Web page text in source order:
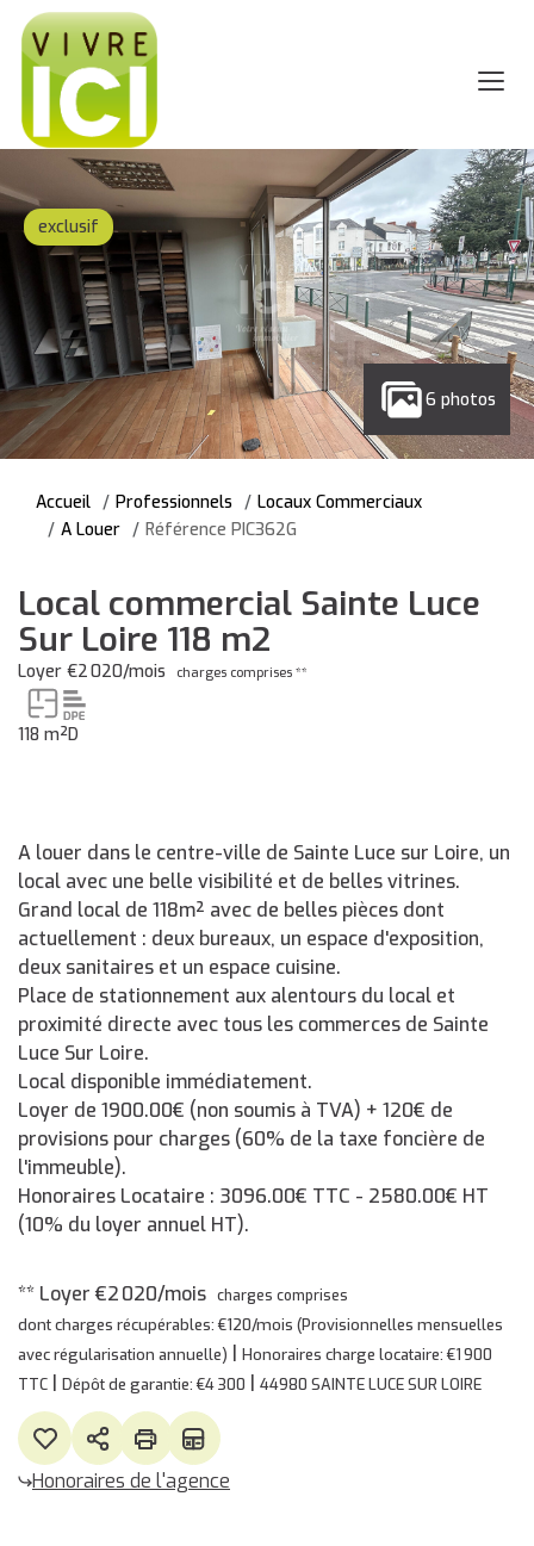
exclusif
6 photos
Accueil Professionnels
Locaux Commerciaux
A Louer
Référence PIC362G
Local commercial Sainte Luce
Sur Loire 118 m2
Loyer €2 020/mois charges comprises **
118 m²D
A louer dans le centre-ville de Sainte Luce sur Loire, un
local avec une belle visibilité et de belles vitrines.
Grand local de 118m² avec de belles pièces dont
actuellement : deux bureaux, un espace d'exposition,
deux sanitaires et un espace cuisine.
Place de stationnement aux alentours du local et
proximité directe avec tous les commerces de Sainte
Luce Sur Loire.
Local disponible immédiatement.
Loyer de 1900.00€ (non soumis à TVA) + 120€ de
provisions pour charges (60% de la taxe foncière de
l'immeuble).
Honoraires Locataire : 3096.00€ TTC - 2580.00€ HT
(10% du loyer annuel HT).
** Loyer €2 020/mois charges comprises
dont charges récupérables: €120/mois (Provisionnelles mensuelles
avec régularisation annuelle)
Honoraires charge locataire: €1 900
TTC
Dépôt de garantie: €4 300 44980 SAINTE LUCE SUR LOIRE
Honoraires de l'agence